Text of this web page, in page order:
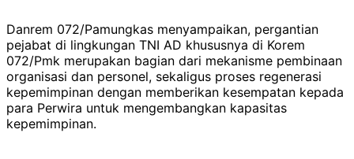
Danrem 072/Pamungkas menyampaikan, pergantian
pejabat di lingkungan TNI AD khususnya di Korem
072/Pmk merupakan bagian dari mekanisme pembinaan
organisasi dan personel, sekaligus proses regenerasi
kepemimpinan dengan memberikan kesempatan kepada
para Perwira untuk mengembangkan kapasitas
kepemimpinan.